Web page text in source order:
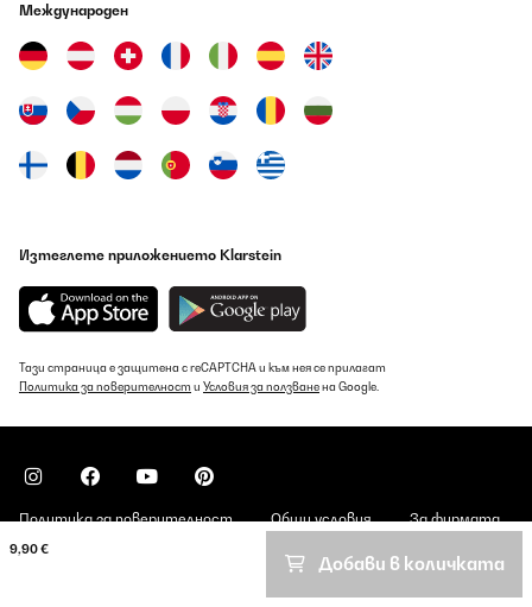
9,90 €
Добави в количката
Международен
Изтеглете приложението Klarstein
Тази страница е защитена с reCAPTCHA и към нея се прилагат
Политика за поверителност и Условия за ползванена Google.
Политика за поверителност Общи условия За фирмата
Copyright © 2026 Klarstein. All rights reserved